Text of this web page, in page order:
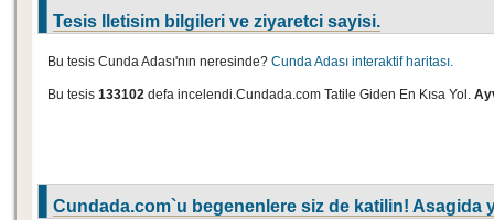
Tesis Iletisim bilgileri ve ziyaretci sayisi.
Bu tesis Cunda Adası'nın neresinde? Cunda Adası interaktif haritası.
Bu tesis 133102 defa incelendi.Cundada.com Tatile Giden En Kısa Yol.
Cundada.com`u begenenlere siz de katilin!